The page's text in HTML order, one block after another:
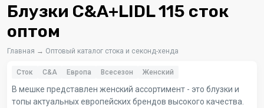
Блузки C&A+LIDL 115 сток
оптом
Главная → Оптовый каталог стока и секонд-хенда
Сток C&A Европа Всесезон Женский
В мешке представлен женский ассортимент - это блузки и
топы актуальных европейских брендов высокого качества.